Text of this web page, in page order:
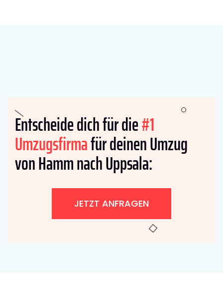
Entscheide dich für die#1
Umzugsfirmafür deinen Umzug
von Hamm nach Uppsala:
JETZT ANFRAGEN